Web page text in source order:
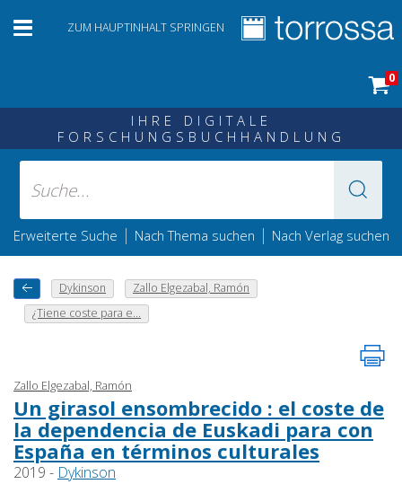
ZUM HAUPTINHALT SPRINGEN
0
IHRE DIGITALE
FORSCHUNGSBUCHHANDLUNG
Erweiterte Suche | Nach Thema suchen | Nach Verlag suchen
Dykinson
Zallo Elgezabal, Ramón
¿Tiene coste para e...
Zallo Elgezabal, Ramón
Un girasol ensombrecido : el coste de
la dependencia de Euskadi para con
España en términos culturales
2019 - Dykinson